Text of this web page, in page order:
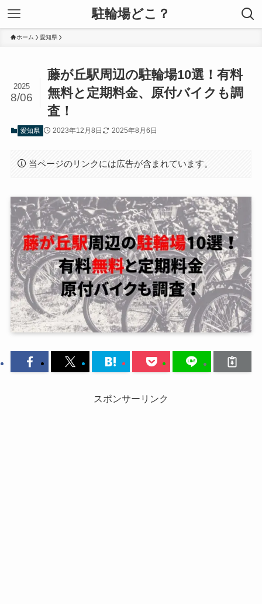
駐輪場どこ？
ホーム 愛知県
藤が丘駅周辺の駐輪場10選！有料
無料と定期料金、原付バイクも調
査！
2025
8/06
愛知県 2023年12月8日 2025年8月6日
当ページのリンクには広告が含まれています。
スポンサーリンク